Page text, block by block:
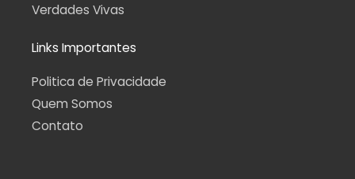
Verdades Vivas
Links Importantes
Politica de Privacidade
Quem Somos
Contato